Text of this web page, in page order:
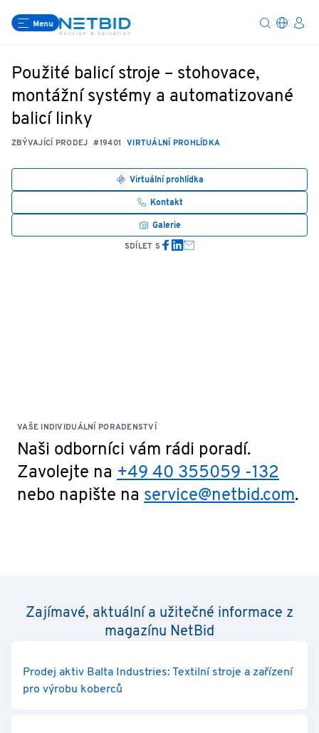
Menu
Použité balicí stroje – stohovace,
montážní systémy a automatizované
balicí linky
ZBÝVAJÍCÍ PRODEJ #19401 VIRTUÁLNÍ PROHLÍDKA
Virtuální prohlídka
Kontakt
Galerie
SDÍLET S
VAŠE INDIVIDUÁLNÍ PORADENSTVÍ
Naši odborníci vám rádi poradí.
Zavolejte na +49 40 355059 -132
nebo napište na service@netbid.com.
Zajímavé, aktuální a užitečné informace z
magazínu NetBid
Prodej aktiv Balta Industries: Textilní stroje a zařízení
pro výrobu koberců